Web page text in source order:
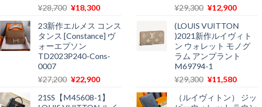
¥28,700 元
価
格
は
¥28,700
し
¥18,300現
の
価
は
で
す。
23新作エルメス コンス
タンス [Constance] ヴ
ォーエプソン
TD2023P240-Cons-
0007
¥27,200 元
価
¥22,900現
の
21SS【M45608-1】
¥29,300 元
価
格
は
¥29,300
で
し
た。
¥12,900現
の
価
格
は
で
(LOUIS VUITTON
)2021新作ルイヴィト
ン ウォレット モノグ
ラム アンプラント
M69794-1
¥29,300 元
価
¥11,580現
の
（ルイヴィトン） ジッ